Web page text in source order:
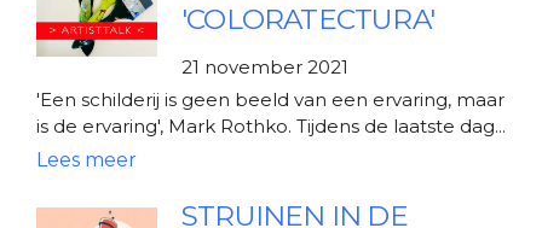
'COLORATECTURA'
21 november 2021
'Een schilderij is geen beeld van een ervaring, maar
is de ervaring', Mark Rothko. Tijdens de laatste dag...
STRUINEN IN DE